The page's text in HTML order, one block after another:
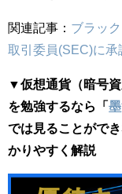
関連記事： ブラッ
取引委員(SEC)に承
▼仮想通貨（暗号
を勉強するなら「
では見ることがで
かりやすく解説